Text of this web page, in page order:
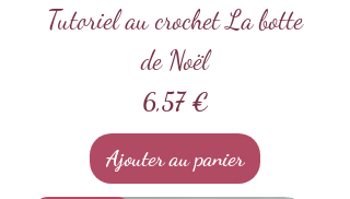
Tutoriel au crochet La botte
de Noël
Prix
6,57 €
Ajouter au panier